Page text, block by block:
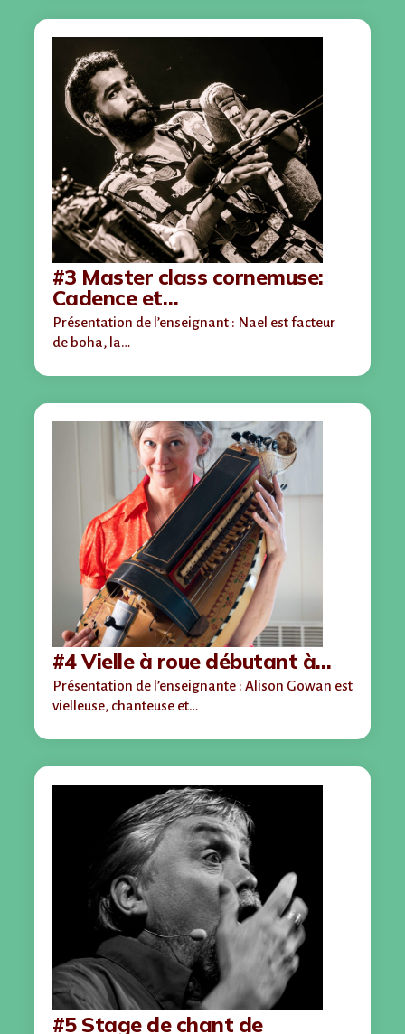
#3 Master class cornemuse:
Cadence et…
Présentation de l’enseignant : Nael est facteur
de boha, la…
#4 Vielle à roue débutant à…
Présentation de l’enseignante : Alison Gowan est
vielleuse, chanteuse et…
#5 Stage de chant de